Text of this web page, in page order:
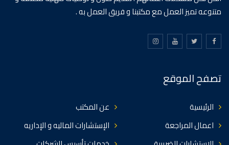
متنوعه تميز العمل مع مكتبنا و فريق العمل به .
تصفح الموقع
الرئيسية
عن المكتب
اعمال المراجعة
الإستشارات الماليه و الإداريه